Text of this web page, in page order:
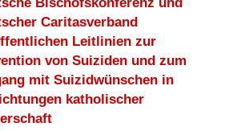
Bischofskonferenz und
Caritasverband
Leitlinien zur
von Suiziden und zum
mit Suizidwünschen in
katholischer